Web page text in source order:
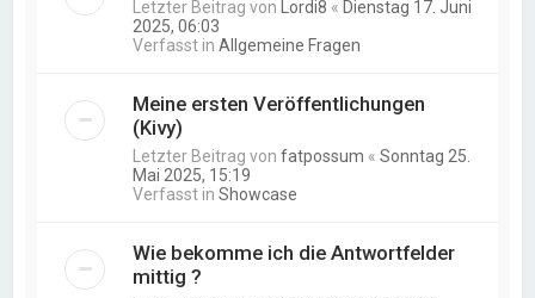
Letzter Beitrag von Lordi8 « Dienstag 17. Juni
2025, 06:03
Verfasst inAllgemeine Fragen
Meine ersten Veröffentlichungen
(Kivy)
Letzter Beitrag vonfatpossum «Sonntag 25.
Mai 2025, 15:19
Verfasst inShowcase
Wie bekomme ich die Antwortfelder
mittig ?